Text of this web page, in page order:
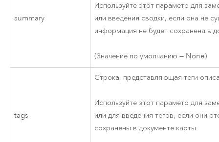
summary
Используйте этот параметр для
или введения сводки, если она не
информация не будет сохранена в
(Значение по умолчанию — None)
tags
Строка, представляющая теги
Используйте этот параметр для
или для введения тегов, если они
сохранены в документе карты.